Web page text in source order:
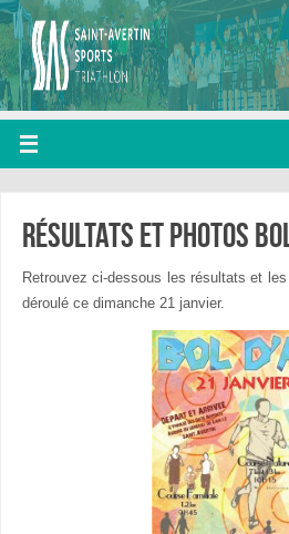
Résultats et photos
Retrouvez ci-dessous les résultats et
déroulé ce dimanche 21 janvier.